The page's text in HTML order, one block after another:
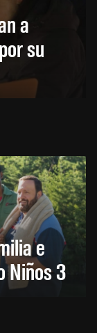
a
su
e
Niños 3